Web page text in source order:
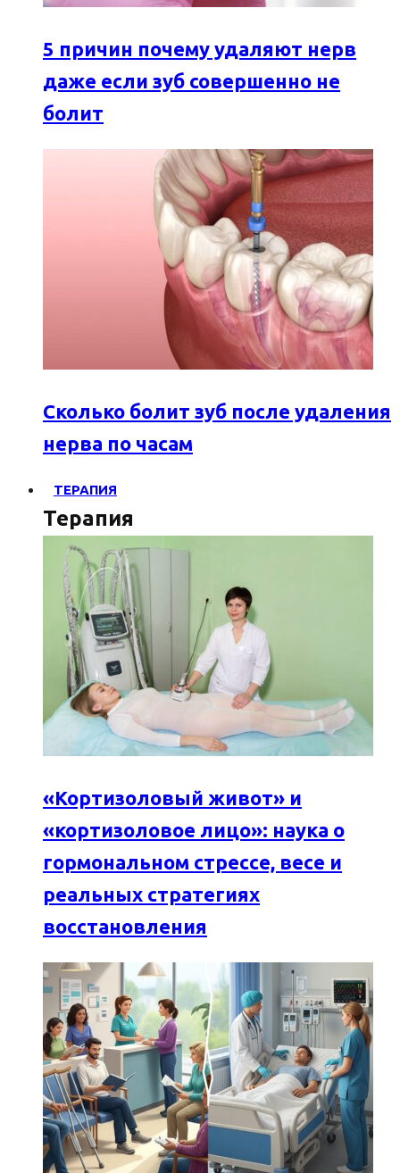
5 причин почему удаляют нерв
даже если зуб совершенно не
болит
Сколько болит зуб после удаления
нерва по часам
ТЕРАПИЯ
Терапия
«Кортизоловый живот» и
«кортизоловое лицо»: наука о
гормональном стрессе, весе и
реальных стратегиях
восстановления